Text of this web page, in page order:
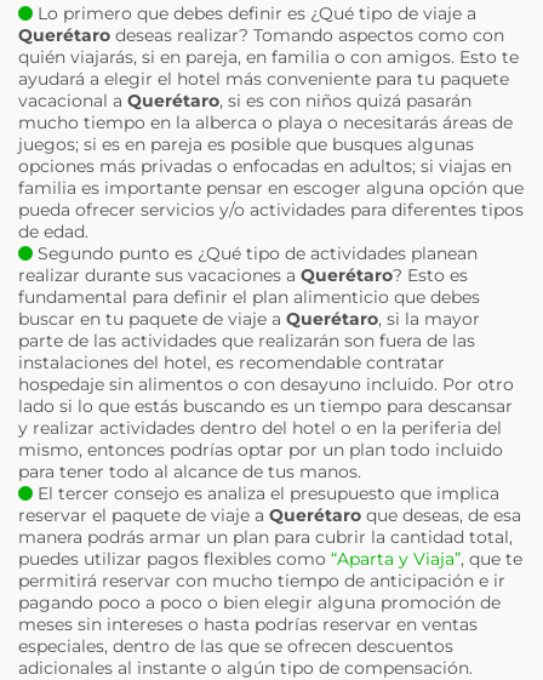
Lo primero que debes definir es ¿Qué tipo de viaje a
Querétaro deseas realizar? Tomando aspectos como con
quién viajarás, si en pareja, en familia o con amigos. Esto te
ayudará a elegir el hotel más conveniente para tu paquete
vacacional a Querétaro, si es con niños quizá pasarán
mucho tiempo en la alberca o playa o necesitarás áreas de
juegos; si es en pareja es posible que busques algunas
opciones más privadas o enfocadas en adultos; si viajas en
familia es importante pensar en escoger alguna opción que
pueda ofrecer servicios y/o actividades para diferentes tipos
de edad.
Segundo punto es ¿Qué tipo de actividades planean
realizar durante sus vacaciones a Querétaro? Esto es
fundamental para definir el plan alimenticio que debes
buscar en tu paquete de viaje a Querétaro, si la mayor
parte de las actividades que realizarán son fuera de las
instalaciones del hotel, es recomendable contratar
hospedaje sin alimentos o con desayuno incluido. Por otro
lado si lo que estás buscando es un tiempo para descansar
y realizar actividades dentro del hotel o en la periferia del
mismo, entonces podrías optar por un plan todo incluido
para tener todo al alcance de tus manos.
El tercer consejo es analiza el presupuesto que implica
reservar el paquete de viaje a Querétaro que deseas, de esa
manera podrás armar un plan para cubrir la cantidad total,
puedes utilizar pagos flexibles como “Aparta y Viaja”, que te
permitirá reservar con mucho tiempo de anticipación e ir
pagando poco a poco o bien elegir alguna promoción de
meses sin intereses o hasta podrías reservar en ventas
especiales, dentro de las que se ofrecen descuentos
adicionales al instante o algún tipo de compensación.